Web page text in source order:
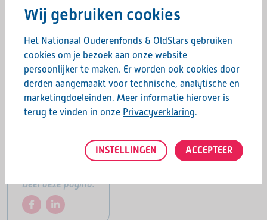
Locatie:Tennispark NOMI, Pim Mulierstraat 3 Sneek
Aanmelden & info
Graag horen we of je aanwezig bent op deze dag.
Voor aanmeldingen of vragen
kan je contact opnemen
oldstars@nomi-sneek.nl
Hopelijk tot dan!
Deel deze pagina:
Wij gebruiken cookies
Het Nationaal Ouderenfonds & OldStars gebruiken
cookies om je bezoek aan onze website
persoonlijker te maken. Er worden ook cookies door
derden aangemaakt voor technische, analytische en
marketingdoeleinden. Meer informatie hierover is
terug te vinden in onze Privacyverklaring.
INSTELLINGEN ACCEPTEER